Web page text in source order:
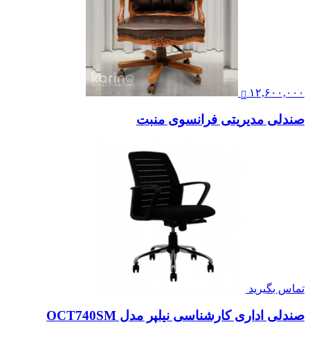
۱۲,۶۰۰,۰۰۰
صندلی مدیریتی فرانسوی منبت
تماس بگیرید
صندلی اداری کارشناسی نیلپر مدل OCT740SM